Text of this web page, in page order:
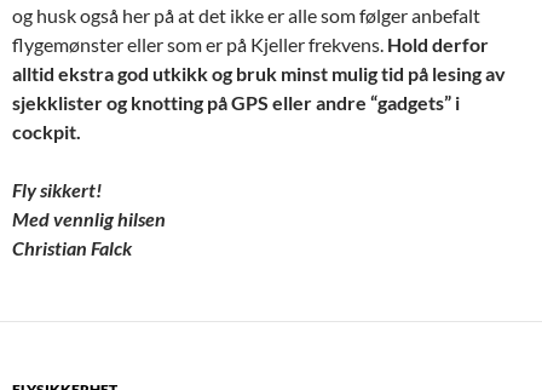
og husk også her på at det ikke er alle som følger anbefalt
flygemønster eller som er på Kjeller frekvens. Hold derfor
alltid ekstra god utkikk og bruk minst mulig tid på lesing av
sjekklister og knotting på GPS eller andre “gadgets” i
cockpit.
Fly sikkert!
Med vennlig hilsen
Christian Falck